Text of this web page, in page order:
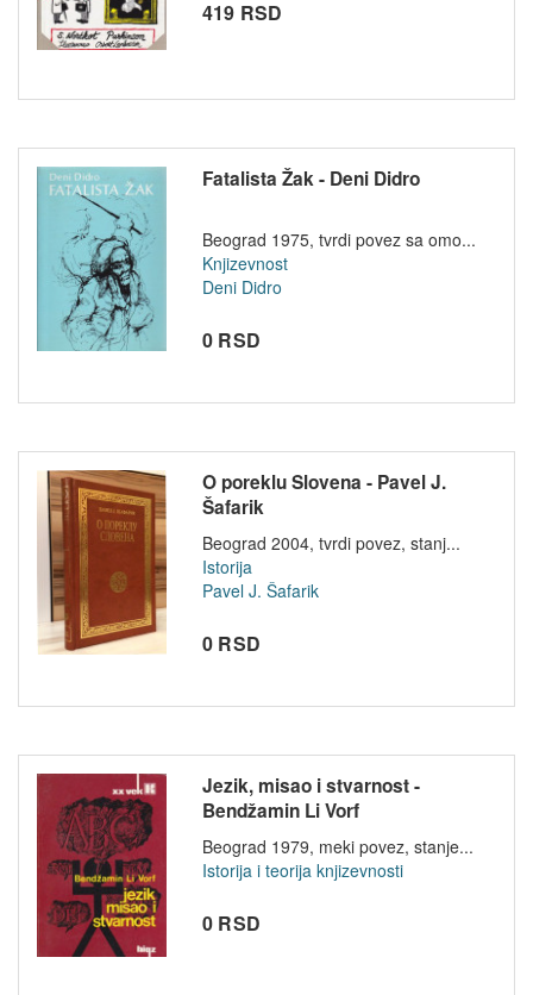
419 RSD
Fatalista Žak - Deni Didro
Beograd 1975, tvrdi povez sa omo...
Knjizevnost
Deni Didro
0 RSD
O poreklu Slovena - Pavel J.
Šafarik
Beograd 2004, tvrdi povez, stanj...
Istorija
Pavel J. Šafarik
0 RSD
Jezik, misao i stvarnost -
Bendžamin Li Vorf
Beograd 1979, meki povez, stanje...
Istorija i teorija knjizevnosti
0 RSD